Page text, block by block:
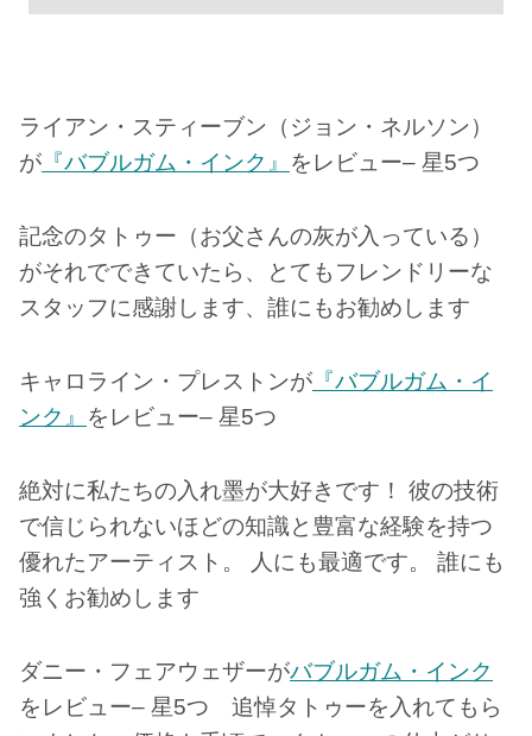
ライアン・スティーブン（ジョン・ネルソン）
が 『バブルガム・インク』 をレビュー– 星5つ
記念のタトゥー（お父さんの灰が入っている）
がそれでできていたら、とてもフレンドリーな
スタッフに感謝します、誰にもお勧めします
キャロライン・プレストンが 『バブルガム・イ
ンク』 をレビュー– 星5つ
絶対に私たちの入れ墨が大好きです！ 彼の技術
で信じられないほどの知識と豊富な経験を持つ
優れたアーティスト。 人にも最適です。 誰にも
強くお勧めします
ダニー・フェアウェザーがバブルガム・インク
をレビュー– 星5つ 追悼タトゥーを入れてもら